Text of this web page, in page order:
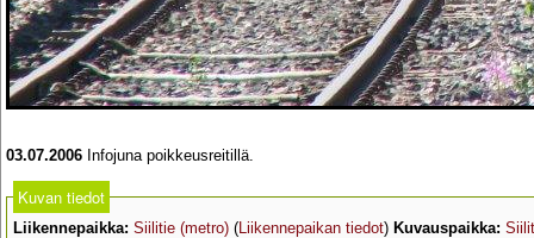
03.07.2006 Infojuna poikkeusreitillä.
Kuvan tiedot
Liikennepaikka: Siilitie (metro) (Liikennepaikan tiedot) Kuvauspaikka: